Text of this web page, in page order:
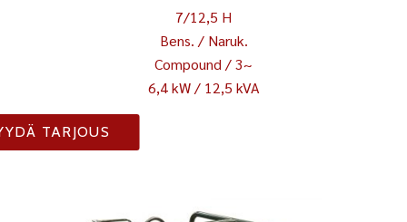
7/12,5 H
Bens. / Naruk.
Compound / 3~
6,4 kW / 12,5 kVA
TARJOUS